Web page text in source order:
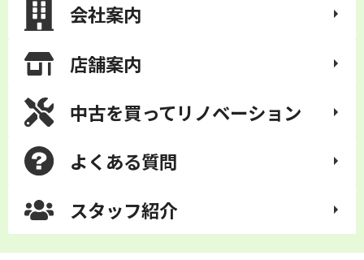
会社案内
店舗案内
中古を買ってリノベーション
よくある質問
スタッフ紹介